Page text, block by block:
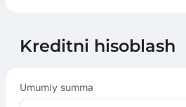
Kreditni hisoblash
Umumiy summa